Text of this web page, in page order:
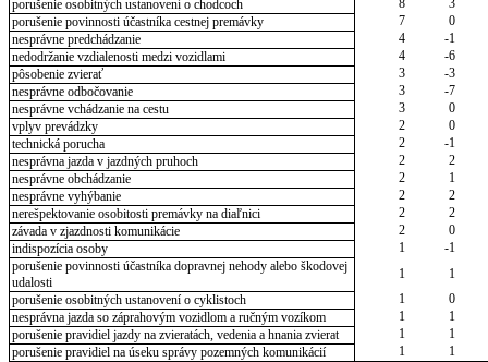
porušenie osobitných ustanovení o chodcoch
porušenie povinnosti účastníka cestnej premávky
7
0
nesprávne predchádzanie
4
-1
nedodržanie vzdialenosti medzi vozidlami
4
-6
pôsobenie zvierať
3
-3
nesprávne odbočovanie
3
-7
nesprávne vchádzanie na cestu
3
0
vplyv prevádzky
2
0
technická porucha
2
-1
nesprávna jazda v jazdných pruhoch
2
2
nesprávne obchádzanie
2
1
nesprávne vyhýbanie
2
2
nerešpektovanie osobitosti premávky na diaľnici
2
2
závada v zjazdnosti komunikácie
2
0
indispozícia osoby
1
-1
porušenie povinnosti účastníka dopravnej nehody alebo škodovej
udalosti
1
1
porušenie osobitných ustanovení o cyklistoch
1
0
nesprávna jazda so záprahovým vozidlom a ručným vozíkom
1
1
porušenie pravidiel jazdy na zvieratách, vedenia a hnania zvierat
1
1
porušenie pravidiel na úseku správy pozemných komunikácií
1 1